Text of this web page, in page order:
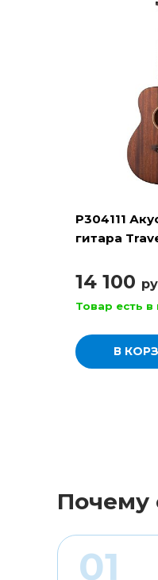
P304111
гитара
14 100
Товар есть в
В
Почему